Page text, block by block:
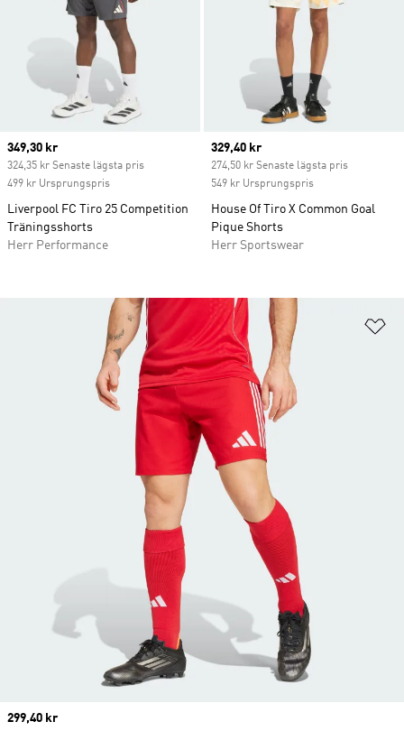
Current price
349,30 kr
324,35 kr Senaste lägsta pris
499 kr Ursprungspris
Liverpool FC Tiro 25 Competition
Träningsshorts
Herr Performance
Current price
329,40 kr
274,50 kr Senaste lägsta pris
549 kr Ursprungspris
House Of Tiro X Common Goal
Pique Shorts
Herr Sportswear
Current price
299,40 kr